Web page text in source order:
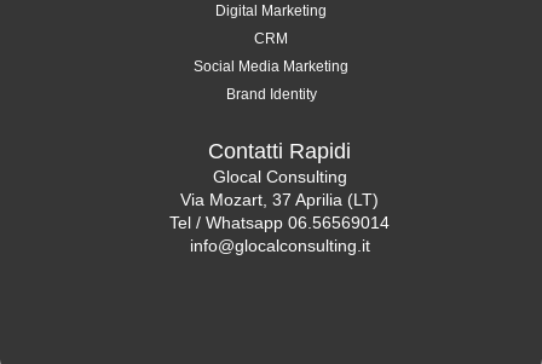
Digital Marketing
CRM
Social Media Marketing
Brand Identity
Contatti Rapidi
Glocal Consulting
Via Mozart, 37 Aprilia (LT)
Tel / Whatsapp 06.56569014
info@glocalconsulting.it